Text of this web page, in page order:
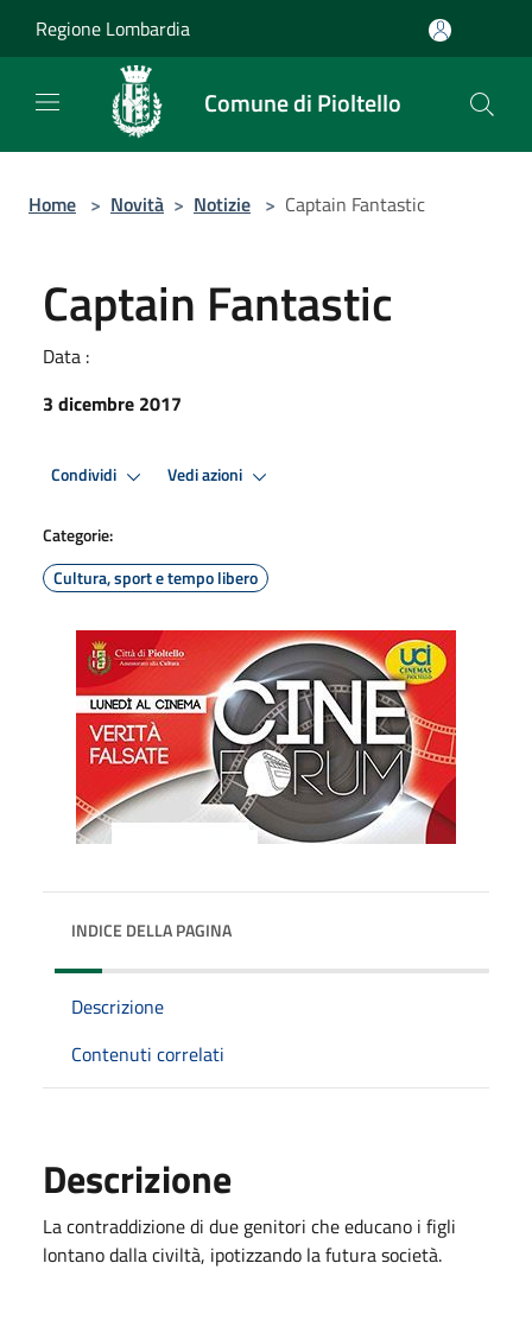
Regione Lombardia
Comune di Pioltello
Home > Novità > Notizie > Captain Fantastic
Captain Fantastic
Data :
3 dicembre 2017
Condividi Vedi azioni
Categorie:
Cultura, sport e tempo libero
INDICE DELLA PAGINA
Descrizione
Contenuti correlati
Descrizione
La contraddizione di due genitori che educano i figli
lontano dalla civiltà, ipotizzando la futura società.